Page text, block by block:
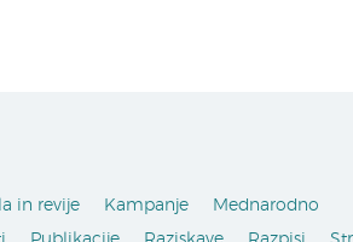
in revije Kampanje
Mednarodno